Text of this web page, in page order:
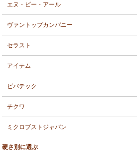
エヌ・ビー・アール
ヴァントップカンパニー
セラスト
アイテム
ビバテック
チクワ
ミクロブストジャパン
硬さ別に選ぶ